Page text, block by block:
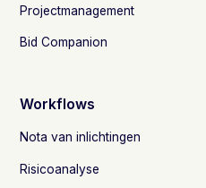
Projectmanagement
Bid Companion
Workflows
Nota van inlichtingen
Risicoanalyse